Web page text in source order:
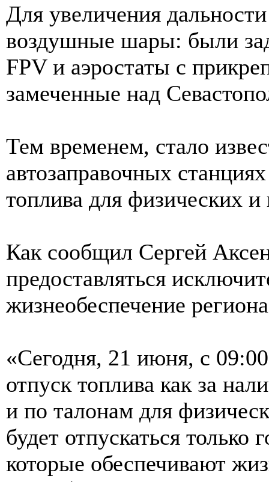
Для увеличения
воздушные шары: были
FPV и аэростаты с
замеченные над
Тем временем, стало
автозаправочных
топлива для физических
Как сообщил Сергей
предоставляться
жизнеобеспечение
«Сегодня, 21 июня, с
отпуск топлива как за
и по талонам для
будет отпускаться
которые обеспечивают